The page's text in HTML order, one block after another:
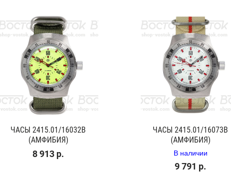
ЧАСЫ 2415.01/16032В
(АМФИБИЯ)
8 913 р.
ЧАСЫ 2415.01/16073В
(АМФИБИЯ)
В наличии
9 791 р.